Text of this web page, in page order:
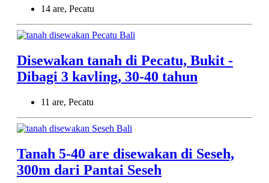
14 are, Pecatu
Disewakan tanah di Pecatu, Bukit -
Dibagi 3 kavling, 30-40 tahun
11 are, Pecatu
Tanah 5-40 are disewakan di Seseh,
300m dari Pantai Seseh